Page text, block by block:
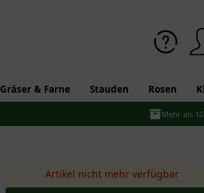
Gräser & Farne Stauden Rosen
Mehr als
Artikel nicht mehr verfügbar